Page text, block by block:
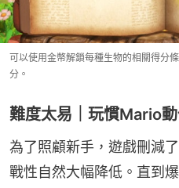
可以使用金幣解鎖每種生物的相關得分
分。
難度太易｜玩慣Mario
為了照顧新手，遊戲刪減
戰性自然大幅降低。直到